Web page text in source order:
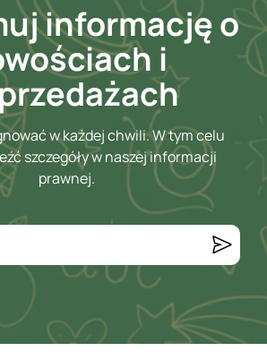
informację o
i
w każdej chwili. W tym celu
szczegóły w naszej informacji
prawnej.